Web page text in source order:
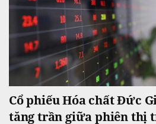
Cổ phiếu Hóa chất Đức
tăng trần giữa phiên thị